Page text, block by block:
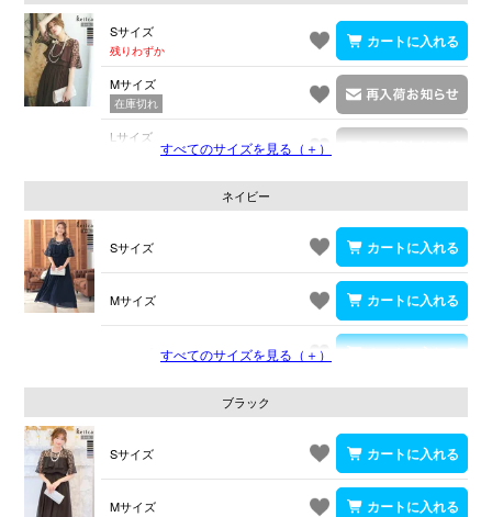
Sサイズ
残りわずか
Mサイズ
在庫切れ
Lサイズ
すべてのサイズを見る（＋）
ネイビー
Sサイズ
Mサイズ
すべてのサイズを見る（＋）
ブラック
Sサイズ
Mサイズ